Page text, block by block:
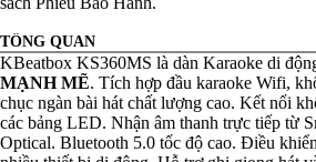
TỔNG QUAN
KBeatbox KS360MS là dàn Karaoke di
MẠNH MẼ. Tích hợp đầu karaoke Wifi,
chục ngàn bài hát chất lượng cao. Kết nối
các bảng LED. Nhận âm thanh trực tiếp từ
Optical. Bluetooth 5.0 tốc độ cao. Điều